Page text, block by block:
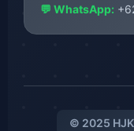
💬 WhatsApp:
© 2025